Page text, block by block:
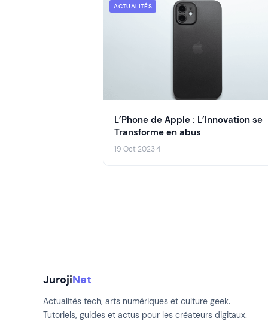
ACTUALITÉS
L’Phone de Apple : L’Innovation se
Transforme en abus
19 Oct 2023·4
JurojiNet
Actualités tech, arts numériques et culture geek.
Tutoriels, guides et actus pour les créateurs digitaux.